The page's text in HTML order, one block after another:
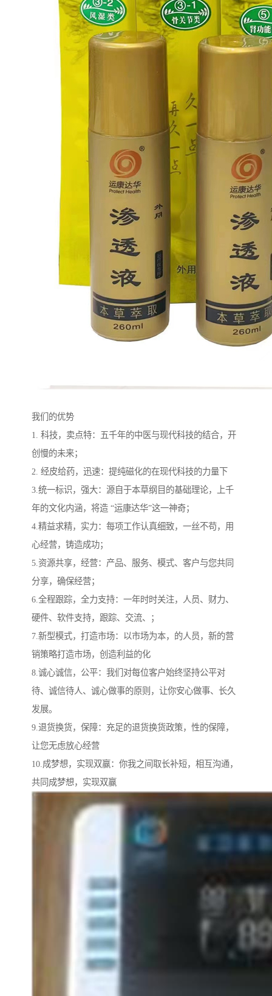
我们的优势
1. 科技，卖点特：五千年的中医与现代科技的结合，开
创慢的未来；
2. 经皮给药，迅速：提纯磁化的在现代科技的力量下
3.统一标识，强大：源自于本草纲目的基础理论，上千
年的文化内涵，将造 “运康达华”这一神奇；
4.精益求精，实力：每项工作认真细致，一丝不苟，用
心经营，铸造成功；
5.资源共享，经营：产品、服务、模式、客户与您共同
分享，确保经营；
6.全程跟踪，全力支持：一年时时关注，人员、财力、
硬件、软件支持，跟踪、交流、；
7.新型模式，打造市场：以市场为本，的人员，新的营
销策略打造市场，创造利益的化
8.诚心诚信，公平：我们对每位客户始终坚持公平对
待、诚信待人、诚心做事的原则，让你安心做事、长久
发展。
9.退货换货，保障：充足的退货换货政策，性的保障，
让您无虑放心经营
10.成梦想，实现双赢：你我之间取长补短，相互沟通，
共同成梦想，实现双赢